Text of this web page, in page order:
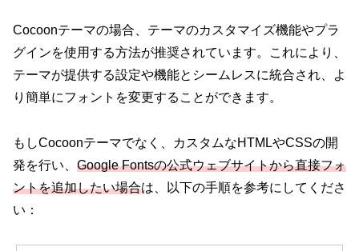
Cocoonテーマの場合、テーマのカスタマイズ機能やプラ
グインを使用する方法が推奨されています。これにより、
テーマが提供する設定や機能とシームレスに統合され、よ
り簡単にフォントを変更することができます。
もしCocoonテーマでなく、カスタムなHTMLやCSSの開
発を行い、 Google Fontsの公式ウェブサイトから直接フォ
ントを追加したい場合は、以下の手順を参考にしてくださ
い：